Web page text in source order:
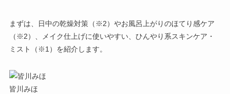
まずは、日中の乾燥対策（※2）やお風呂上がりのほてり感ケア
（※2）、メイク仕上げに使いやすい、ひんやり系スキンケア・
ミスト（※1）を紹介します。
皆川みほ